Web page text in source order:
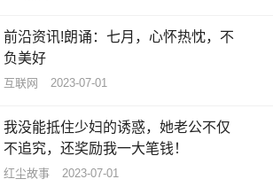
前沿资讯!朗诵：七月，心怀热忱，不
负美好
互联网 2023-07-01
我没能抵住少妇的诱惑，她老公不仅
不追究，还奖励我一大笔钱！
红尘故事 2023-07-01